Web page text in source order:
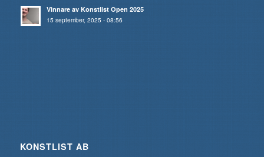
Vinnare av Konstlist Open 2025
15 september, 2025 - 08:56
KONSTLIST AB